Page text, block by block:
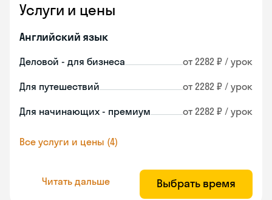
Услуги и цены
Английский язык
Деловой - для бизнеса от 2282 ₽ / урок
Для путешествий от 2282 ₽ / урок
Для начинающих - премиум от 2282 ₽ / урок
Все услуги и цены (4)
Читать дальше Выбрать время